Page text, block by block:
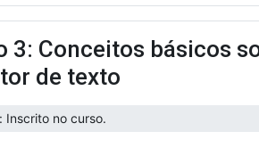
3: Conceitos básicos
de texto
Inscrito no curso.